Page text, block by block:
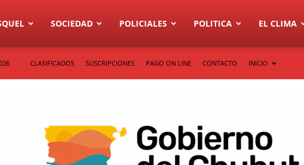
SOCIEDAD POLICIALES POLITICA EL CLIMA
CLASIFICADOS SUSCRIPCIONES PAGO ON LINE CONTACTO INICIO